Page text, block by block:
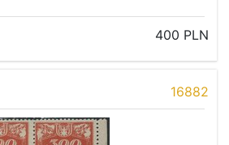
400 PLN
16882